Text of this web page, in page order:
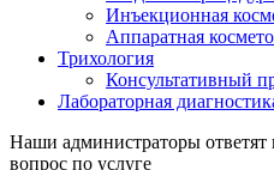
Инъекционная
Аппаратная
Трихология
Консультативный
Лабораторная
Наши администраторы
вопрос по услуге